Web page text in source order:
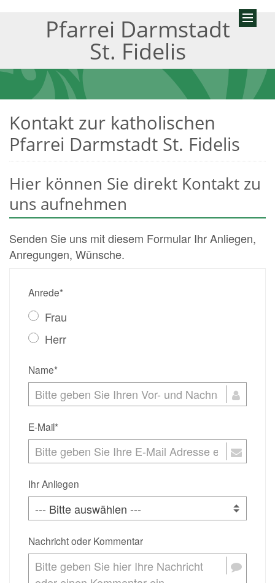
Pfarrei Darmstadt
St. Fidelis
Kontakt zur katholischen
Pfarrei Darmstadt St. Fidelis
Hier können Sie direkt Kontakt zu
uns aufnehmen
Senden Sie uns mit diesem Formular Ihr Anliegen,
Anregungen, Wünsche.
Anrede*
Frau
Herr
Name*
E-Mail*
Ihr Anliegen
Nachricht oder Kommentar